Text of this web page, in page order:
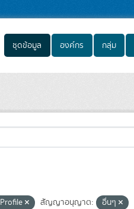
ชุดข้อมูล องค์กร กลุ่ม
สัญญาอนุญาต: อื่นๆ